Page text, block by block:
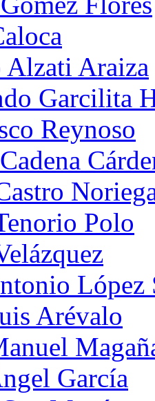
Alzati Araiza
Garcilita
Reynoso
Polo
López
Arévalo
García